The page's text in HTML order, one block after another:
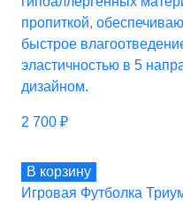
пропиткой,
быстрое
эластичностью в 5
дизайном.
2 700 ₽
В корзину
Игровая Футболка